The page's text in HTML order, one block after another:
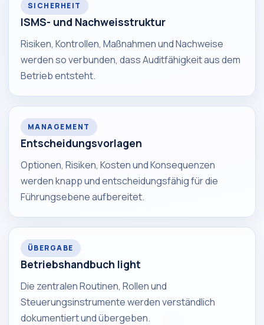
SICHERHEIT
ISMS- und Nachweisstruktur
Risiken, Kontrollen, Maßnahmen und Nachweise
werden so verbunden, dass Auditfähigkeit aus dem
Betrieb entsteht.
MANAGEMENT
Entscheidungsvorlagen
Optionen, Risiken, Kosten und Konsequenzen
werden knapp und entscheidungsfähig für die
Führungsebene aufbereitet.
ÜBERGABE
Betriebshandbuch light
Die zentralen Routinen, Rollen und
Steuerungsinstrumente werden verständlich
dokumentiert und übergeben.